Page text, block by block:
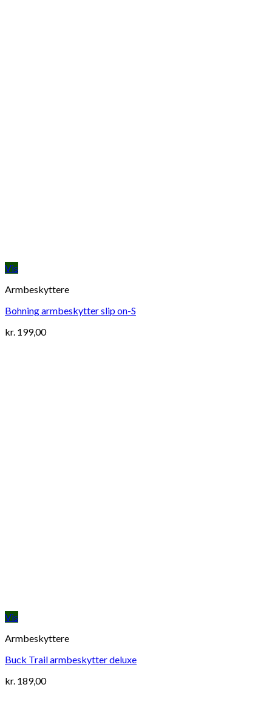
Vis
Armbeskyttere
Bohning armbeskytter slip on-S
kr. 199,00
Vis
Armbeskyttere
Buck Trail armbeskytter deluxe
kr. 189,00